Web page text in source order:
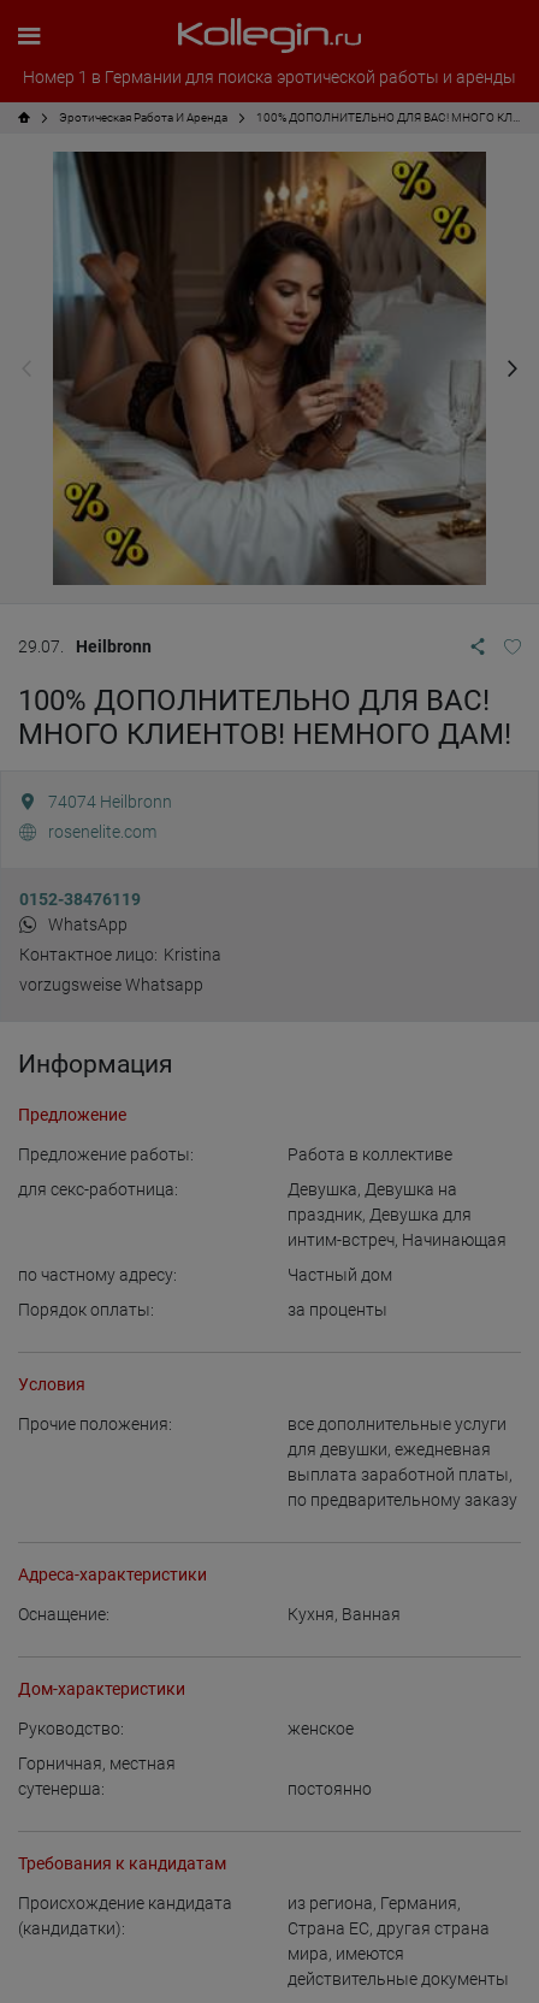
Номер 1 в Германии для поиска эротической работы и аренды
Эротическая Pабота И Аренда
29.07. Heilbronn
100% ДОПОЛНИТЕЛЬНО ДЛЯ ВАС!
МНОГО КЛИЕНТОВ! НЕМНОГО ДАМ!
74074 Heilbronn
rosenelite.com
0152-38476119
WhatsApp
Контактное лицо: Kristina
vorzugsweise Whatsapp
Информация
Предложение
Предложение работы:
Работа в коллективе
для cекс-работница:
Девушка, Девушка на
праздник, Девушка для
интим-встреч, Начинающая
по частному адресу:
Частный дом
Порядок оплаты:
за проценты
Условия
Прочие положения:
все дополнительные услуги
для девушки, ежедневная
выплата заработной платы,
по предварительному заказу
Адреса-характеристики
Оснащение: Кухня, Ванная
Дом-характеристики
Руководство:
женское
Горничная, местная
сутенерша:
постоянно
Требования к кандидатам
Происхождение кандидата
(кандидатки):
из региона, Германия,
Страна ЕС, другая страна
мира, имеются
действительные документы